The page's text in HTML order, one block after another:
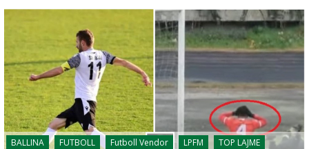
BALLINA FUTBOLL Futboll Vendor LPFM TOP LAJME